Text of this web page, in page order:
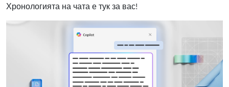
Хронологията на чата е тук за вас!